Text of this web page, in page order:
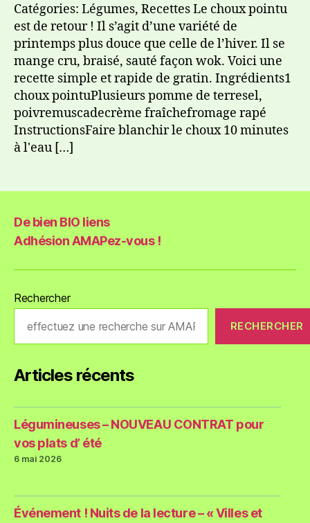
Catégories: Légumes, Recettes Le choux pointu
est de retour ! Il s’agit d’une variété de
printemps plus douce que celle de l’hiver. Il se
mange cru, braisé, sauté façon wok. Voici une
recette simple et rapide de gratin. Ingrédients1
choux pointuPlusieurs pomme de terresel,
poivremuscadecrème fraîchefromage rapé
InstructionsFaire blanchir le choux 10 minutes
à l'eau […]
De bien BIO liens
Adhésion AMAPez-vous !
Rechercher
RECHERCHER
Articles récents
Légumineuses – NOUVEAU CONTRAT pour
vos plats d’ été
6 mai 2026
Événement ! Nuits de la lecture – « Villes et